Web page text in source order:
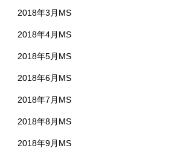
2018年3月MS
2018年4月MS
2018年5月MS
2018年6月MS
2018年7月MS
2018年8月MS
2018年9月MS